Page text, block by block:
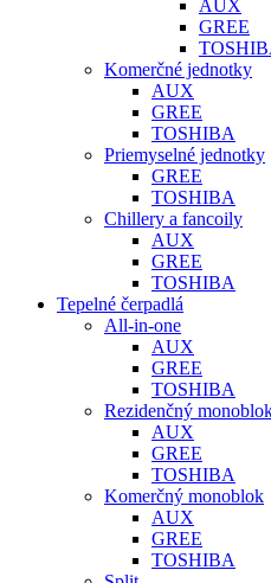
AUX
GREE
Komerčné jednotky
AUX
GREE
TOSHIBA
Priemyselné jednotky
GREE
TOSHIBA
Chillery a fancoily
AUX
GREE
TOSHIBA
Tepelné čerpadlá
All-in-one
AUX
GREE
TOSHIBA
Rezidenčný
AUX
GREE
TOSHIBA
Komerčný monoblok
AUX
GREE
TOSHIBA